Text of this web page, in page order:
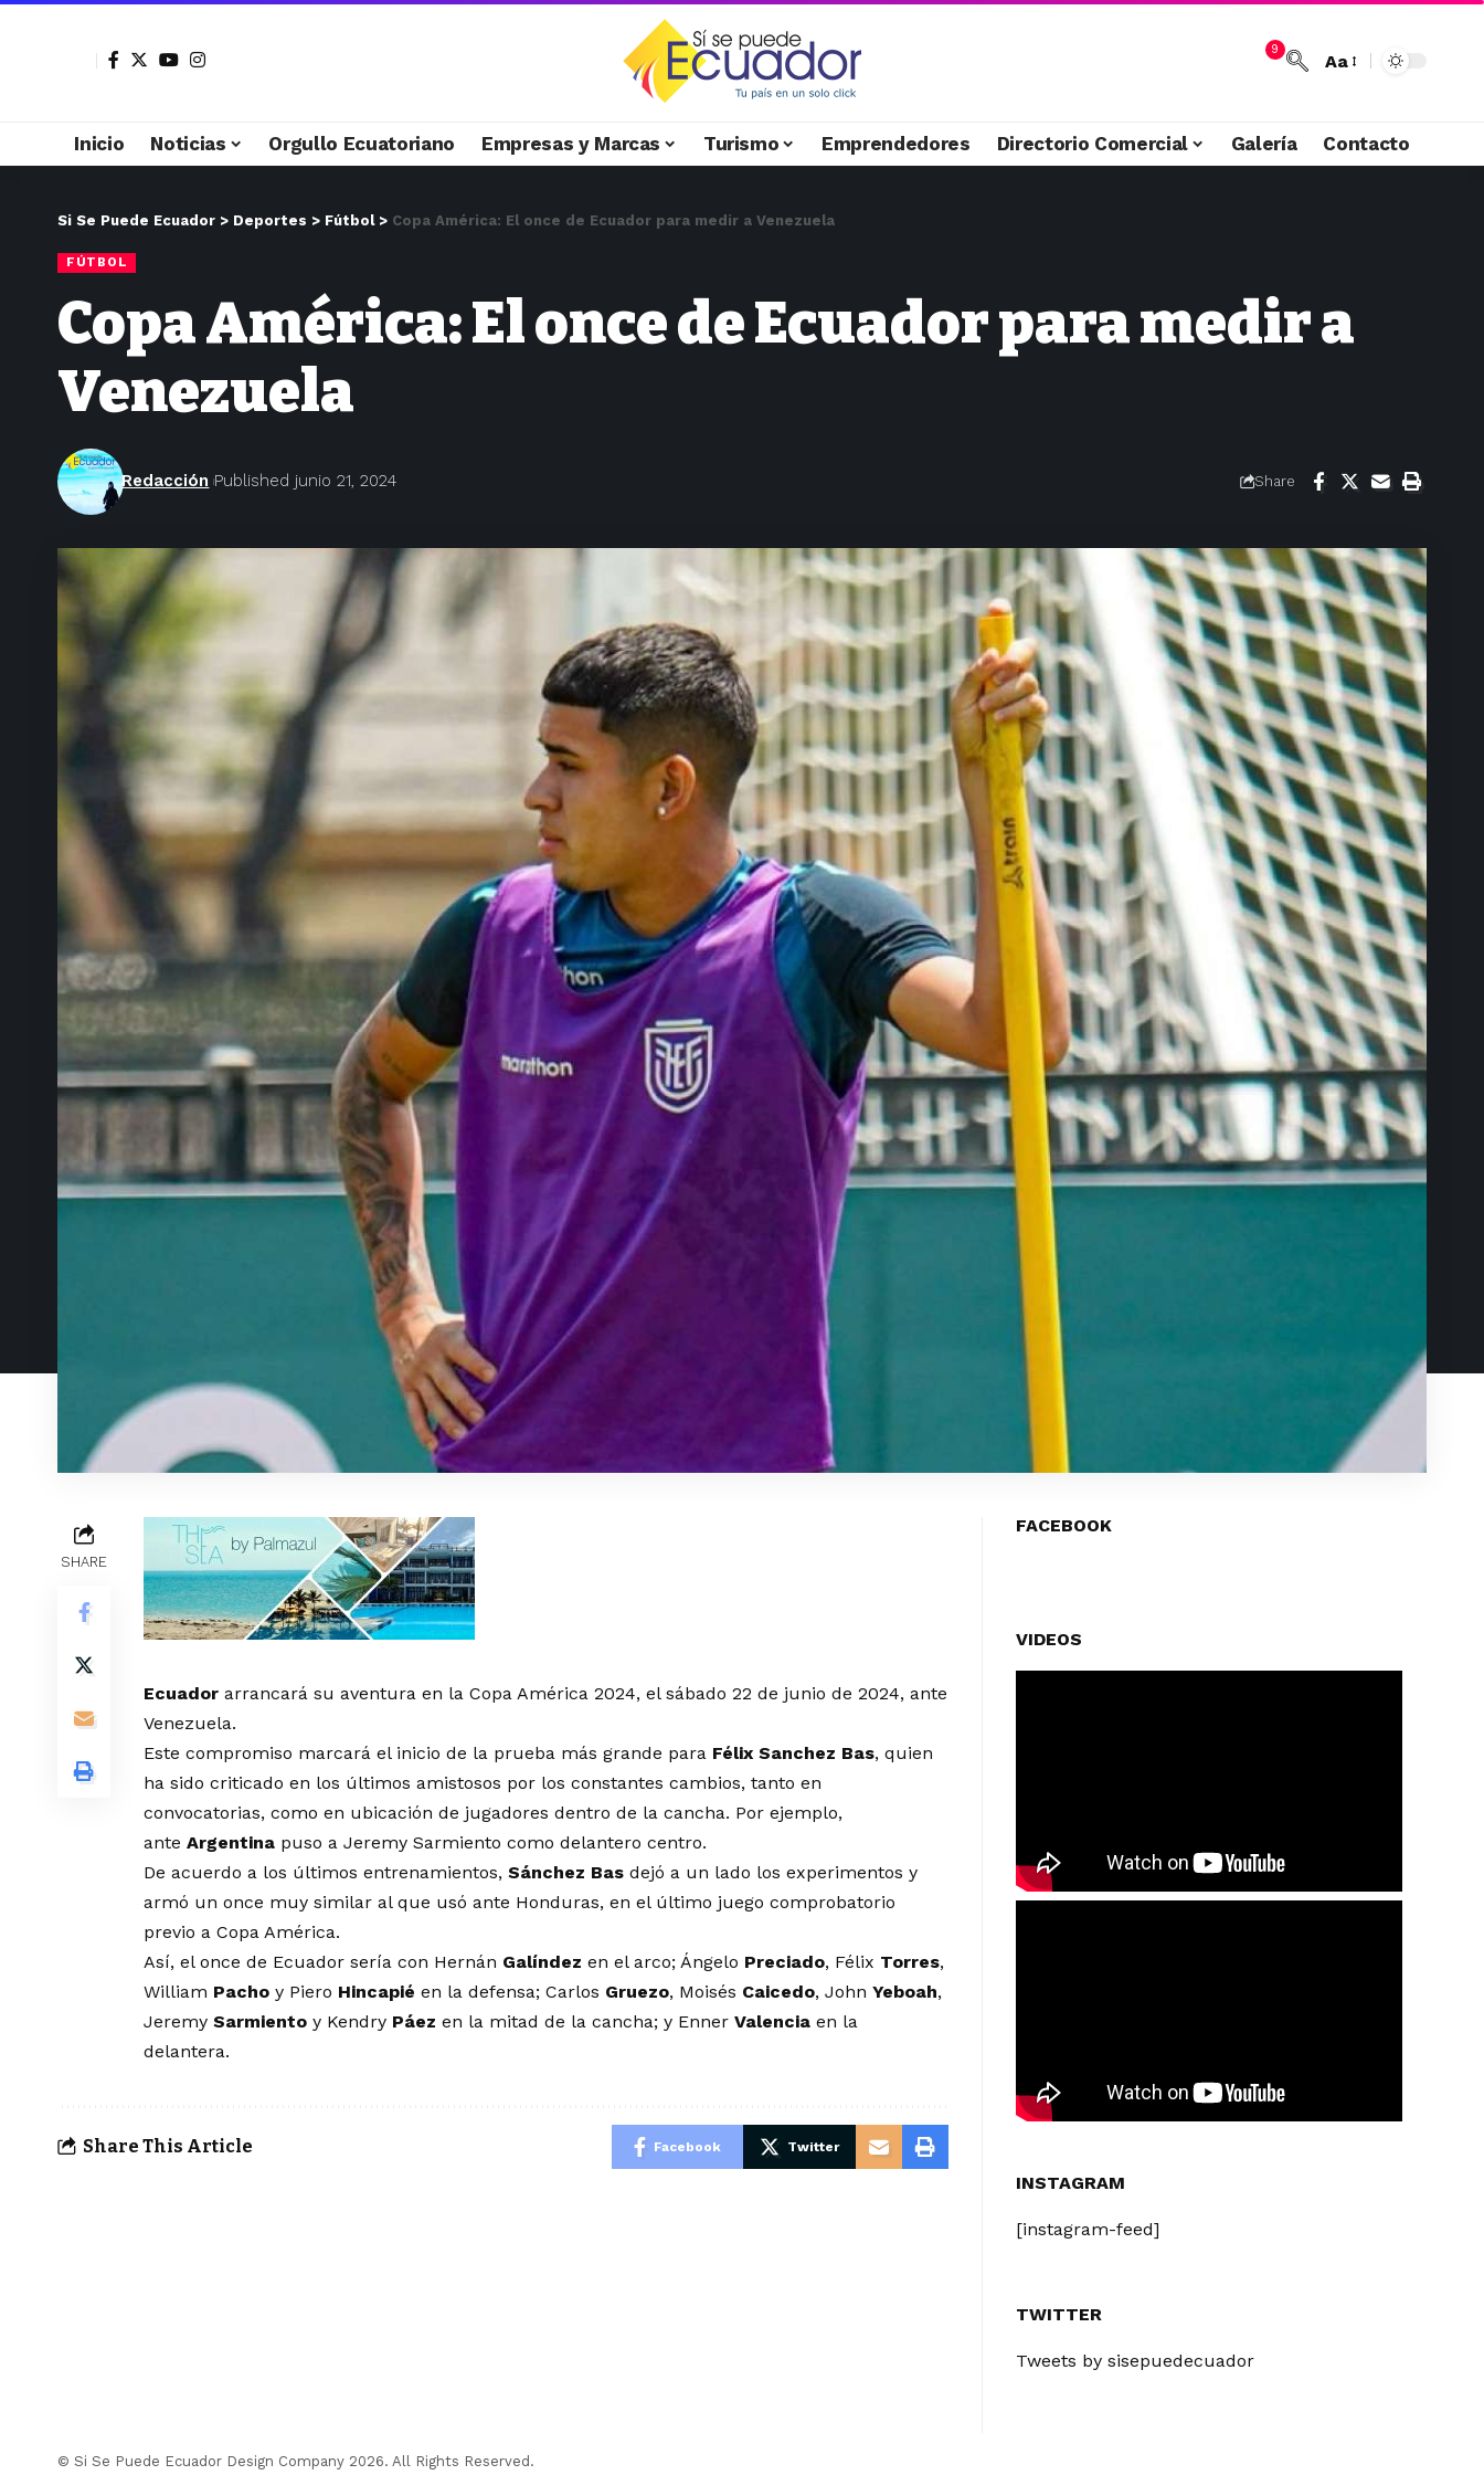
9
Aa
Inicio Noticias Orgullo Ecuatoriano Empresas y Marcas Turismo Emprendedores Directorio Comercial Galería Contacto
Si Se Puede Ecuador > Deportes > Fútbol> Copa América: El once de Ecuador para medir a Venezuela
FÚTBOL
Copa América: El once de Ecuador para medir a
Venezuela
Redacción Published junio 21, 2024 Share
SHARE
Ecuador arrancará su aventura en la Copa América 2024, el sábado 22 de junio de 2024, ante
Venezuela.
Este compromiso marcará el inicio de la prueba más grande para Félix Sanchez Bas, quien
ha sido criticado en los últimos amistosos por los constantes cambios, tanto en
convocatorias, como en ubicación de jugadores dentro de la cancha. Por ejemplo,
ante Argentina puso a Jeremy Sarmiento como delantero centro.
De acuerdo a los últimos entrenamientos, Sánchez Bas dejó a un lado los experimentos y
armó un once muy similar al que usó ante Honduras, en el último juego comprobatorio
previo a Copa América.
Así, el once de Ecuador sería con Hernán Galíndez en el arco; Ángelo Preciado, Félix Torres,
William Pacho y Piero Hincapié en la defensa; Carlos Gruezo, Moisés Caicedo, John Yeboah,
Jeremy Sarmiento y Kendry Páez en la mitad de la cancha; y Enner Valencia en la
delantera.
Share This Article Facebook Twitter
FACEBOOK
VIDEOS
INSTAGRAM
[instagram-feed]
TWITTER
Tweets by sisepuedecuador
© Si Se Puede Ecuador Design Company 2026. All Rights Reserved.